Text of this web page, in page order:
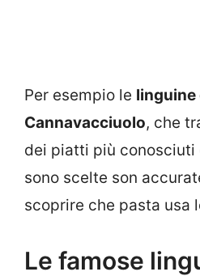
Per esempio le linguine
Cannavacciuolo, che
dei piatti più conosciuti
sono scelte son
scoprire che pasta usa
Le famose